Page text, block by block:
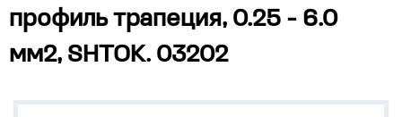
профиль трапеция, 0.25 - 6.0
мм2, SHTOK. 03202